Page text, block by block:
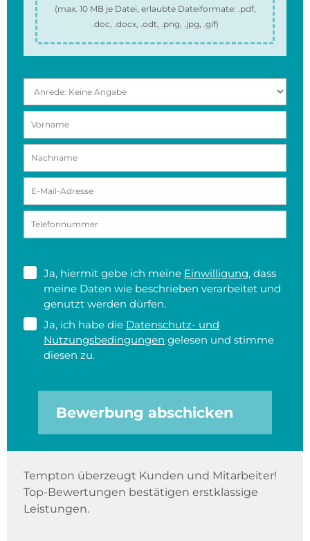
(max. 10 MBje Datei, erlaubte Dateiformate: .pdf,
.doc, .docx, .odt, .png, .jpg, .gif)
Ja, hiermit gebe ich meine Einwilligung, dass
meine Daten wie beschrieben verarbeitet und
genutzt werden dürfen.
Ja, ich habe die Datenschutz- und
Nutzungsbedingungen gelesen und stimme
diesen zu.
Bewerbung abschicken
Tempton überzeugt Kunden und Mitarbeiter!
Top-Bewertungen bestätigen erstklassige
Leistungen.